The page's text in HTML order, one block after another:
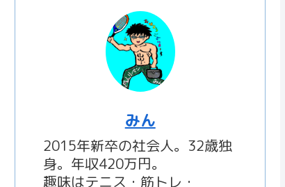
みん
2015年新卒の社会人。32歳独
身。年収420万円。
趣味はテニス・筋トレ・